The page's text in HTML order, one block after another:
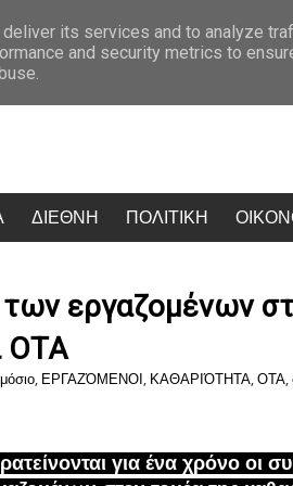
Η Μύκονος πήρε φωτιά: Κίντμαν,
ΔΙΕΘΝΗ ΠΟΛΙΤΙΚΗ
εργαζομένων
ΟΤΑ
, ΕΡΓΑΖΌΜΕΝΟΙ , ΚΑΘΑΡΙΌΤΗΤΑ, ΟΤΑ,
για ένα χρόνο οι
its services and to analyze
and security metrics to